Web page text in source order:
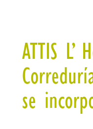
ATTIS L’
se